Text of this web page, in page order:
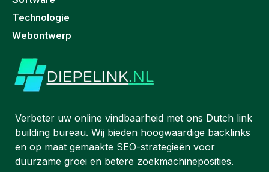
Technologie
Webontwerp
Verbeter uw online vindbaarheid met ons Dutch link
building bureau. Wij bieden hoogwaardige backlinks
en op maat gemaakte SEO-strategieën voor
duurzame groei en betere zoekmachineposities.